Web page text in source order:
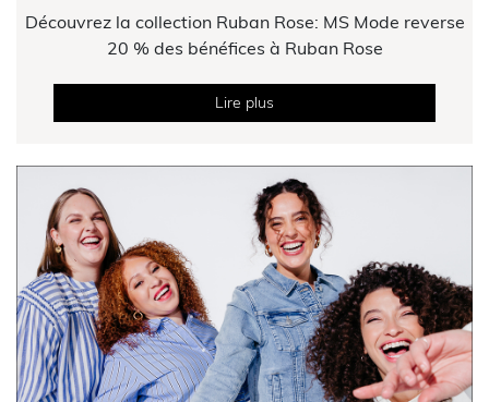
Découvrez la collection Ruban Rose: MS Mode reverse
20 % des bénéfices à Ruban Rose
Lire plus